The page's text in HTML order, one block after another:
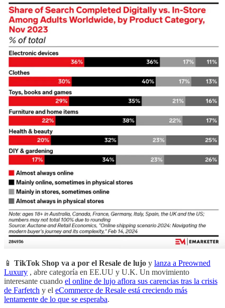
📱 TikTok Shop va a por el Resale de lujo y lanza a Preowned
Luxury , abre categoría en EE.UU y U.K. Un movimiento
interesante cuando el online de lujo aflora sus carencias tras la crisis
de Farfetch y el eCommerce de Resale está creciendo más
lentamente de lo que se esperaba.